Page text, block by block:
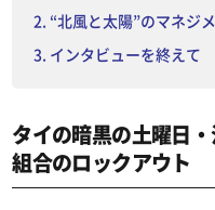
“北風と太陽”のマネジ
インタビューを終えて
タイの暗黒の土曜日
組合のロックアウト